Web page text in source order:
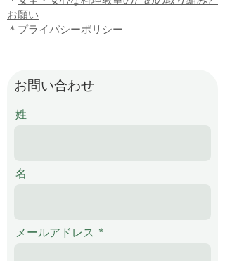
お願い
​＊ プライバシーポリシー
お問い合わせ
姓
名
メールアドレス